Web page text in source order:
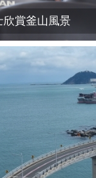
欣賞釜山風景